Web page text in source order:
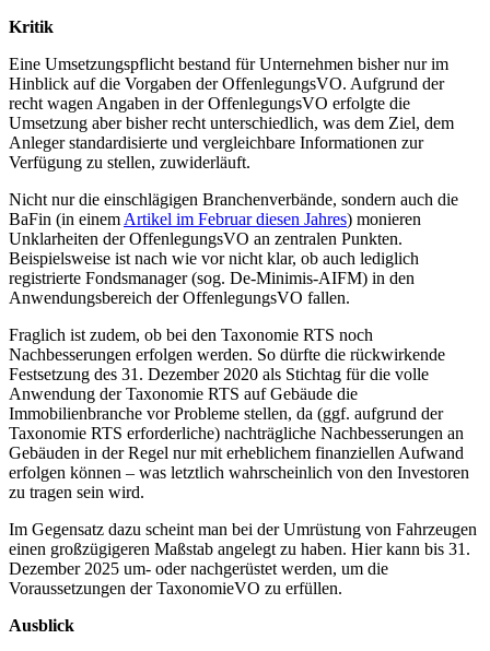
Kritik
Eine Umsetzungspflicht bestand für Unternehmen bisher nur im
Hinblick auf die Vorgaben der OffenlegungsVO. Aufgrund der
recht wagen Angaben in der OffenlegungsVO erfolgte die
Umsetzung aber bisher recht unterschiedlich, was dem Ziel, dem
Anleger standardisierte und vergleichbare Informationen zur
Verfügung zu stellen, zuwiderläuft.
Nicht nur die einschlägigen Branchenverbände, sondern auch die
BaFin (in einem Artikel im Februar diesen Jahres) monieren
Unklarheiten der OffenlegungsVO an zentralen Punkten.
Beispielsweise ist nach wie vor nicht klar, ob auch lediglich
registrierte Fondsmanager (sog. De-Minimis-AIFM) in den
Anwendungsbereich der OffenlegungsVO fallen.
Fraglich ist zudem, ob bei den Taxonomie RTS noch
Nachbesserungen erfolgen werden. So dürfte die rückwirkende
Festsetzung des 31. Dezember 2020 als Stichtag für die volle
Anwendung der Taxonomie RTS auf Gebäude die
Immobilienbranche vor Probleme stellen, da (ggf. aufgrund der
Taxonomie RTS erforderliche) nachträgliche Nachbesserungen an
Gebäuden in der Regel nur mit erheblichem finanziellen Aufwand
erfolgen können – was letztlich wahrscheinlich von den Investoren
zu tragen sein wird.
Im Gegensatz dazu scheint man bei der Umrüstung von Fahrzeugen
einen großzügigeren Maßstab angelegt zu haben. Hier kann bis 31.
Dezember 2025 um- oder nachgerüstet werden, um die
Voraussetzungen der TaxonomieVO zu erfüllen.
Ausblick